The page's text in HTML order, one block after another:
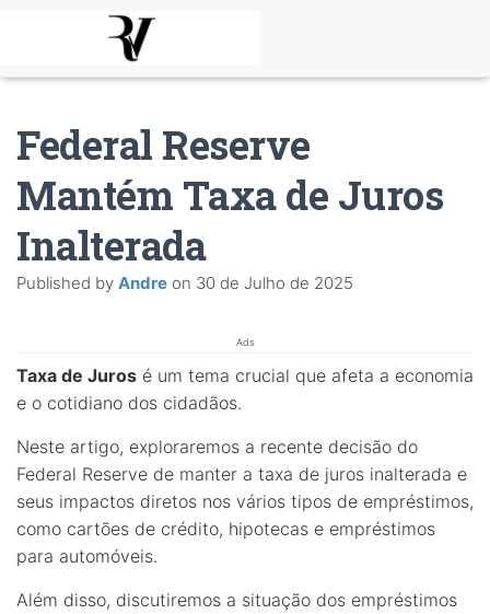
Federal Reserve
Mantém Taxa de Juros
Inalterada
Published by Andre on 30 de Julho de 2025
Ads
Taxa de Juros é um tema crucial que afeta a economia
e o cotidiano dos cidadãos.
Neste artigo, exploraremos a recente decisão do
Federal Reserve de manter a taxa de juros inalterada e
seus impactos diretos nos vários tipos de empréstimos,
como cartões de crédito, hipotecas e empréstimos
para automóveis.
Além disso, discutiremos a situação dos empréstimos